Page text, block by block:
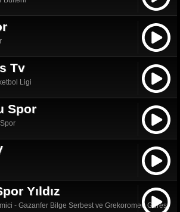
Tv
Ligi
Spor
Spor
Yıldız
- Gazanfer Bilge Serbest ve Grekoromen Güreş